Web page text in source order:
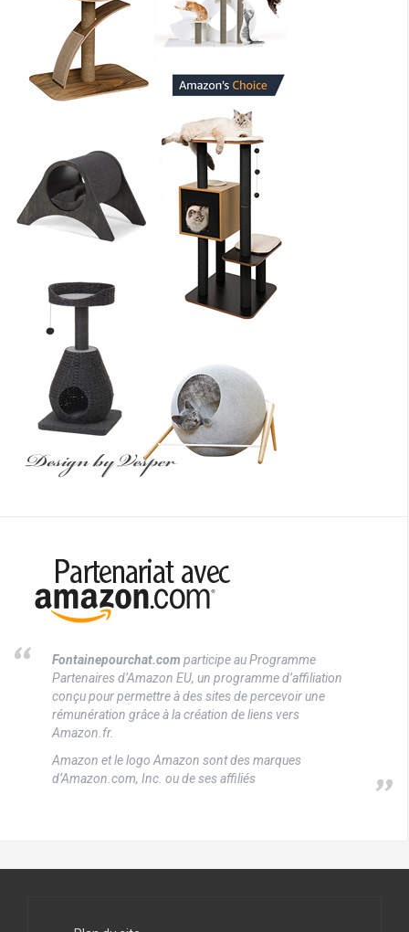
Fontainepourchat.com participe au Programme
Partenaires d’Amazon EU, un programme d’affiliation
conçu pour permettre à des sites de percevoir une
rémunération grâce à la création de liens vers
Amazon.fr.
Amazon et le logo Amazon sont des marques
d’Amazon.com, Inc. ou de ses affiliés